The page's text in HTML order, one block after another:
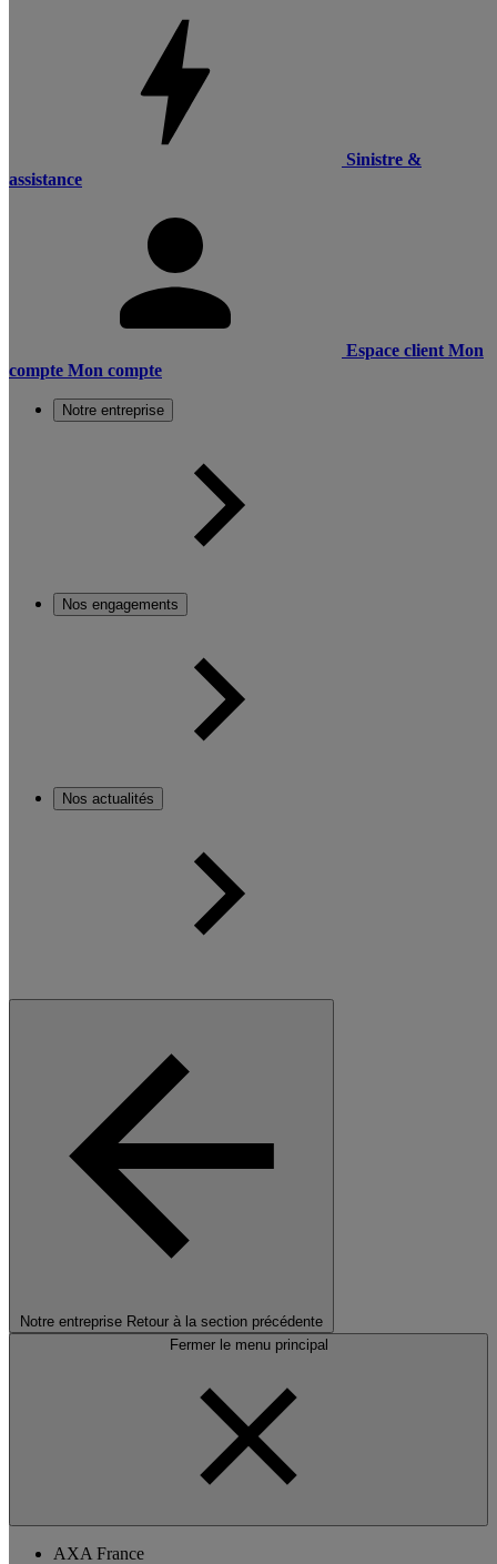
Sinistre &
assistance
Espace client Mon
compte Mon compte
Notre entreprise
Nos engagements
Nos actualités
Notre entreprise Retour à la section précédente
Fermer le menu principal
AXA France